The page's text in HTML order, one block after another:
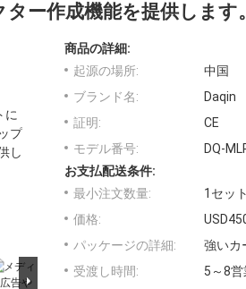
ー作成機能を提供します。
商品の詳細:
起源の場所:
中国
ブランド名:
Daqin
証明:
CE
モデル番号:
DQ-
お支払配送条件:
最小注文数量:
1セット
価格:
パッケージの詳細:
強いカ
受渡し時間:
5～8営